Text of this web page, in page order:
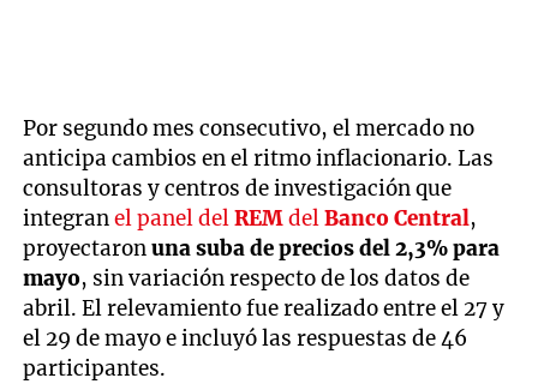
Por segundo mes consecutivo, el mercado no
anticipa cambios en el ritmo inflacionario. Las
consultoras y centros de investigación que
integranel panel delREMdelBanco Central,
proyectaronuna suba de precios del 2,3% para
mayo, sin variación respecto de los datos de
abril. El relevamiento fue realizado entre el 27 y
el 29 de mayo e incluyó las respuestas de 46
participantes.